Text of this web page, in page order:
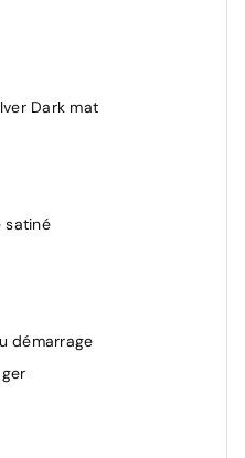
Dark mat
satiné
démarrage